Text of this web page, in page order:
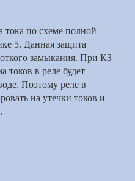
тока по схеме полной
5. Данная защита
замыкания. При КЗ
токов в реле будет
Поэтому реле в
на утечки токов и
.